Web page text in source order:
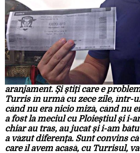
aranjament. Și știți care e
Turris în urmă cu zece zile, într-
când nu era nicio miză, când nu
a fost la meciul cu Ploieștiul și i-
chiar au tras, au jucat și i-am
a văzut diferența. Sunt convins
care îl avem acasă, cu Turrisul,